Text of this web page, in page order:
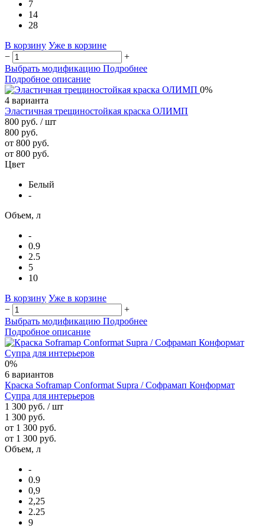
7
14
28
В корзину Уже в корзине
−
+
Выбрать модификацию Подробнее
Подробное описание
0%
4 варианта
Эластичная трещиностойкая краска ОЛИМП
800 руб. / шт
800 руб.
от 800 руб.
от 800 руб.
Цвет
Белый
-
Объем, л
-
0.9
2.5
5
10
В корзину Уже в корзине
−
+
Выбрать модификацию Подробнее
Подробное описание
0%
6 вариантов
Краска Soframap Conformat Supra / Софрамап Конформат
Супра для интерьеров
1 300 руб. / шт
1 300 руб.
от 1 300 руб.
от 1 300 руб.
Объем, л
-
0.9
0,9
2,25
2.25
9